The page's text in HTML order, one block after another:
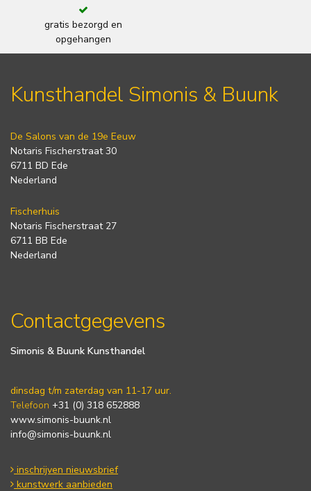
gratis bezorgd en
opgehangen
Kunsthandel Simonis & Buunk
De Salons van de 19e Eeuw
Notaris Fischerstraat 30
6711 BD Ede
Nederland
Fischerhuis
Notaris Fischerstraat 27
6711 BB Ede
Nederland
Contactgegevens
Simonis & Buunk Kunsthandel
dinsdag t/m zaterdag van 11-17 uur.
Telefoon +31 (0) 318 652888
www.simonis-buunk.nl
info@simonis-buunk.nl
inschrijven nieuwsbrief
kunstwerk aanbieden